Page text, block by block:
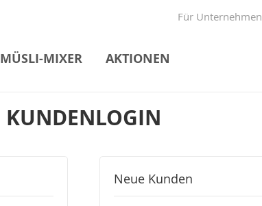
DirektFür Unternehmen
MÜSLI-MIXER AKTIONEN
KUNDENLOGIN
Neue Kunden